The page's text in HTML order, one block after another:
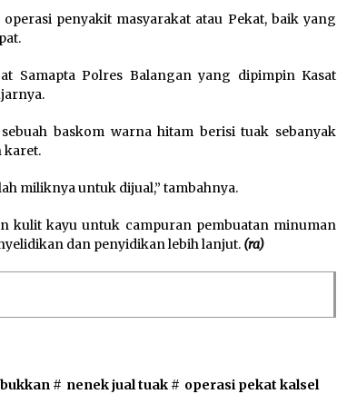
penyakit masyarakat atau Pekat, baik yang
Samapta Polres Balangan yang dipimpin Kasat
baskom warna hitam berisi tuak sebanyak
karet.
miliknya untuk dijual,” tambahnya.
kulit kayu untuk campuran pembuatan minuman
dan penyidikan lebih lanjut. (ra)
# nenek jual tuak # operasi pekat kalsel